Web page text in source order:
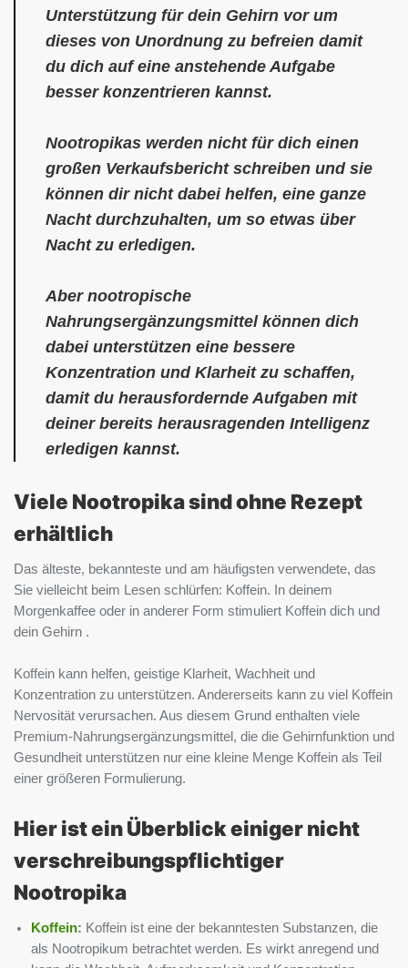
Unterstützung für dein Gehirn vor um
dieses von Unordnung zu befreien damit
du dich auf eine anstehende Aufgabe
besser konzentrieren kannst.
Nootropikas werden nicht für dich einen
großen Verkaufsbericht schreiben und sie
können dir nicht dabei helfen, eine ganze
Nacht durchzuhalten, um so etwas über
Nacht zu erledigen.
Aber nootropische
Nahrungsergänzungsmittel können dich
dabei unterstützen eine bessere
Konzentration und Klarheit zu schaffen,
damit du herausfordernde Aufgaben mit
deiner bereits herausragenden Intelligenz
erledigen kannst.
Viele Nootropika sind ohne Rezept
erhältlich
Das älteste, bekannteste und am häufigsten verwendete, das
Sie vielleicht beim Lesen schlürfen: Koffein. In deinem
Morgenkaffee oder in anderer Form stimuliert Koffein dich und
dein Gehirn .
Koffein kann helfen, geistige Klarheit, Wachheit und
Konzentration zu unterstützen. Andererseits kann zu viel Koffein
Nervosität verursachen. Aus diesem Grund enthalten viele
Premium-Nahrungsergänzungsmittel, die die Gehirnfunktion und
Gesundheit unterstützen nur eine kleine Menge Koffein als Teil
einer größeren Formulierung.
Hier ist ein Überblick einiger nicht
verschreibungspflichtiger
Nootropika
Koffein: Koffein ist eine der bekanntesten Substanzen, die
als Nootropikum betrachtet werden. Es wirkt anregend und